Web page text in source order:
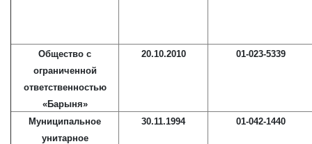
Общество с
ограниченной
ответственностью
«Барыня»
20.10.2010 01-023-5339
Муниципальное
унитарное
30.11.1994 01-042-1440